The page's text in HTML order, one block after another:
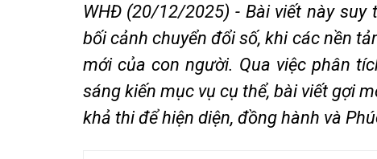
WHĐ (20/12/2025) - Bài viết này
bối cảnh chuyển đổi số, khi các nền
mới của con người. Qua việc phân
sáng kiến mục vụ cụ thể, bài viết gợi
khả thi để hiện diện, đồng hành và